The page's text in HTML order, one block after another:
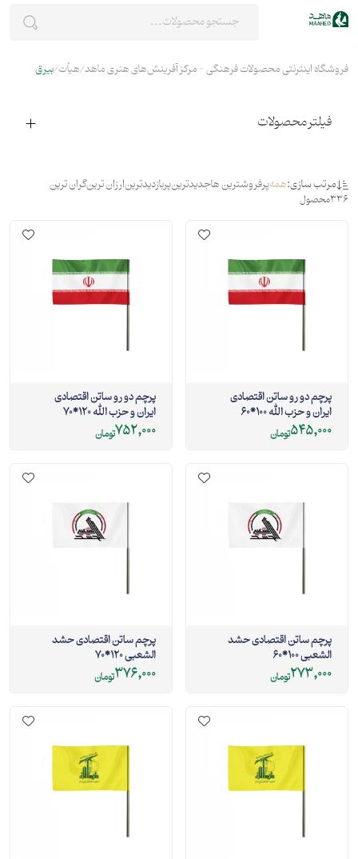
فروشگاه اینترنتی محصولات فرهنگی - مرکز آفرینش‌های هنری ماهد هیأت بیرق
فیلتر محصولات
مرتب سازی:همهپرفروشترین هاجدیدترینپربازدیدترینارزان ترینگران ترین
336محصول
پرچم دو رو ساتن اقتصادی
ایران و حزب الله 100*60
545,000تومان
پرچم دو رو ساتن اقتصادی
ایران و حزب الله 120*70
752,000تومان
پرچم ساتن اقتصادی حشد
الشعبی 100*60
273,000تومان
پرچم ساتن اقتصادی حشد
الشعبی 120*70
376,000تومان